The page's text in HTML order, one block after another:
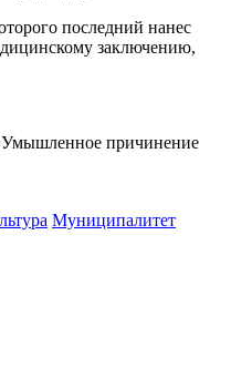
последний нанес
заключению,
причинение
Муниципалитет